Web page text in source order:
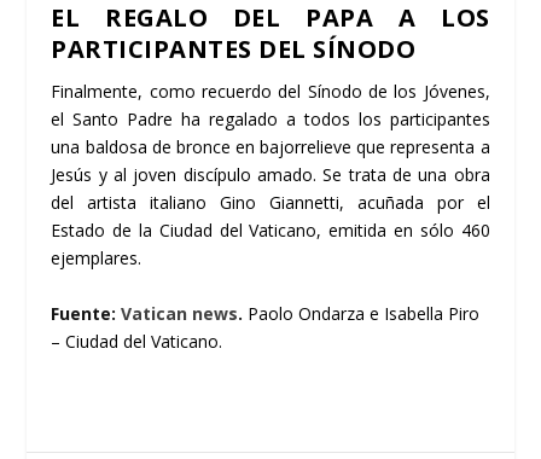
EL REGALO DEL PAPA A LOS
PARTICIPANTES DEL SÍNODO
Finalmente, como recuerdo del Sínodo de los Jóvenes,
el Santo Padre ha regalado a todos los participantes
una baldosa de bronce en bajorrelieve que representa a
Jesús y al joven discípulo amado. Se trata de una obra
del artista italiano Gino Giannetti, acuñada por el
Estado de la Ciudad del Vaticano, emitida en sólo 460
ejemplares.
Fuente:Vatican news. Paolo Ondarza e Isabella Piro
– Ciudad del Vaticano.